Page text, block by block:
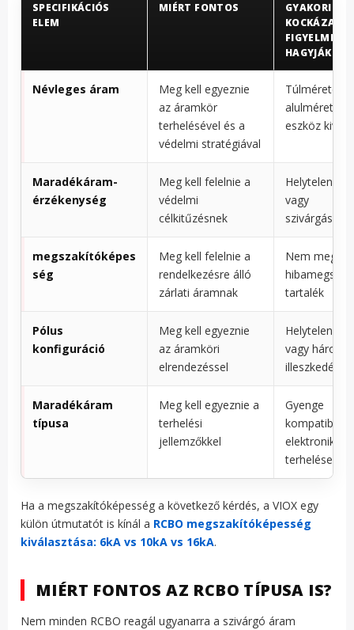
SPECIFIKÁCIÓS
ELEM
MIÉRT FONTOS
GYAKORI
KOCKÁZAT,
FIGYELMEN
HAGYJÁK
Névleges áram
Meg kell egyeznie
az áramkör
terhelésével és a
védelmi stratégiával
eszköz
Maradékáram-
érzékenység
Meg kell felelnie a
védelmi
célkitűzésnek
Helytelen
vagy
megszakítóképes
ség
Meg kell felelnie a
rendelkezésre álló
zárlati áramnak
Nem
tartalék
Pólus
konfiguráció
Meg kell egyeznie
az áramköri
elrendezéssel
Helytelen
vagy
illeszkedés
Maradékáram
típusa
Meg kell egyeznie a
terhelési
jellemzőkkel
Gyenge
elektronikus
terhelésekkel
Ha a megszakítóképesség a következő kérdés, a VIOX egy
külön útmutatót is kínál a RCBO megszakítóképesség
kiválasztása: 6kA vs 10kA vs 16kA.
MIÉRT FONTOS AZ RCBO TÍPUSA IS?
Nem minden RCBO reagál ugyanarra a szivárgó áram